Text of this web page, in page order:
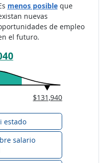
menos posibleque
nuevas
de empleo
el futuro.
$131,940
estado
salario